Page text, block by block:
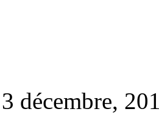
décembre,